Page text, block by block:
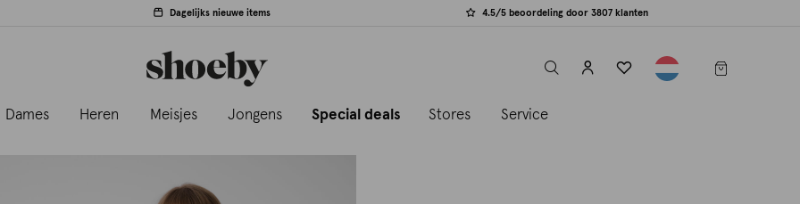
Dagelijks nieuwe items 4.5/5 beoordeling door 3807 klanten
label.header.toggle
Dames Heren Meisjes Jongens Special deals Stores Service